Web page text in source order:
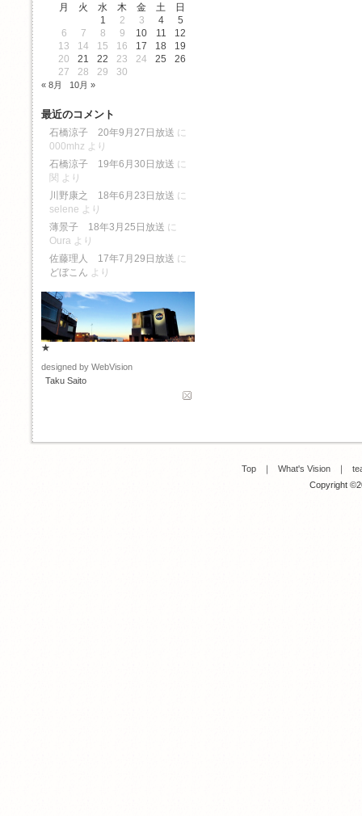
月 火 水 木 金 土
日
1
2 3 4
5
6
7 8 9 10 11
12
13
14 15 16 17 18
19
20
21 22 23 24 25
26
27
28 29 30
« 8月 10月 »
最近のコメント
石橋涼子 20年9月27日放送 に
000mhz より
石橋涼子 19年6月30日放送 に
関 より
川野康之 18年6月23日放送 に
selene より
薄景子 18年3月25日放送 に
Oura より
佐藤理人 17年7月29日放送 に
どぼこん より
★
designed by WebVision
Taku Saito
Top ｜ What's Vision ｜
Copyright